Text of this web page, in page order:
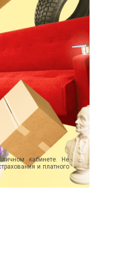
кабинете. Не
и платного